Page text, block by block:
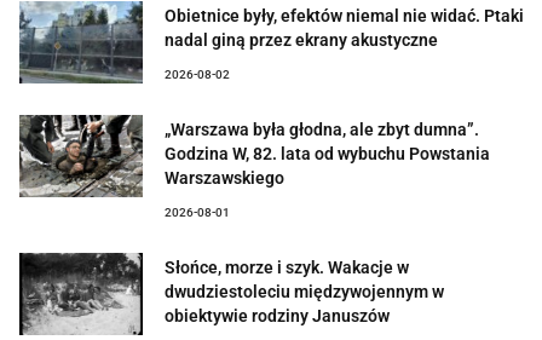
Obietnice były, efektów niemal nie widać. Ptaki
nadal giną przez ekrany akustyczne
2026-08-02
„Warszawa była głodna, ale zbyt dumna”.
Godzina W, 82. lata od wybuchu Powstania
Warszawskiego
2026-08-01
Słońce, morze i szyk. Wakacje w
dwudziestoleciu międzywojennym w
obiektywie rodziny Januszów